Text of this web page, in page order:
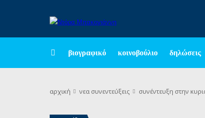
βιογραφικό κοινοβούλιο δηλώσεις
αρχική νεα συνεντεύξεις συνέντευξη στην